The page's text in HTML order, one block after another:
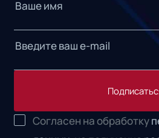
Согласен на обработку